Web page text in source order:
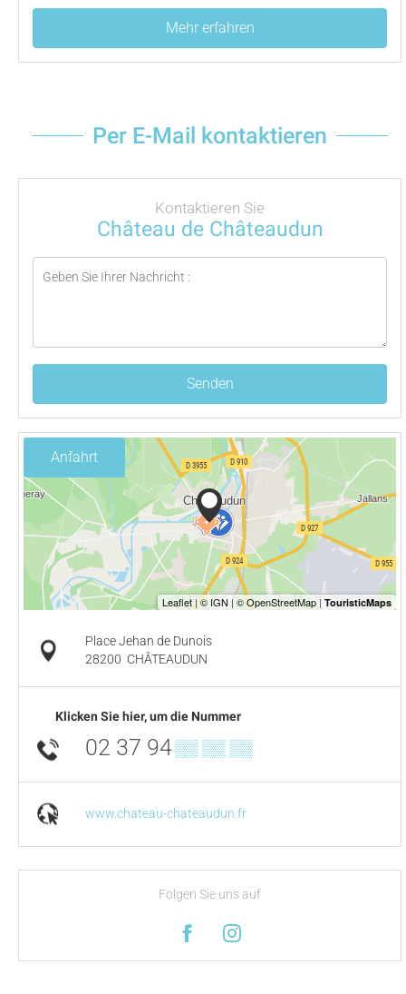
Mehr erfahren
Per E-Mail kontaktieren
Kontaktieren Sie
Château de Châteaudun
Senden
Anfahrt
Place Jehan de Dunois
28200 CHÂTEAUDUN
Klicken Sie hier, um die Nummer
02 37 94▒▒ ▒▒ ▒▒
www.chateau-chateaudun.fr
Folgen Sie uns auf